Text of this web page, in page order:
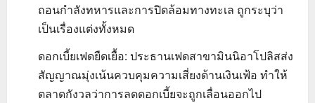
ถอนกำลังทหารและการปิดล้อมทางทะเล ถูกระบุว่า
เป็นเรื่องแต่งทั้งหมด
ดอกเบี้ยเฟดยืดเยื้อ: ประธานเฟดสาขามินนิอาโปลิสส่ง
สัญญาณมุ่งเน้นควบคุมความเสี่ยงด้านเงินเฟ้อ ทำให้
ตลาดกังวลว่าการลดดอกเบี้ยจะถูกเลื่อนออกไป